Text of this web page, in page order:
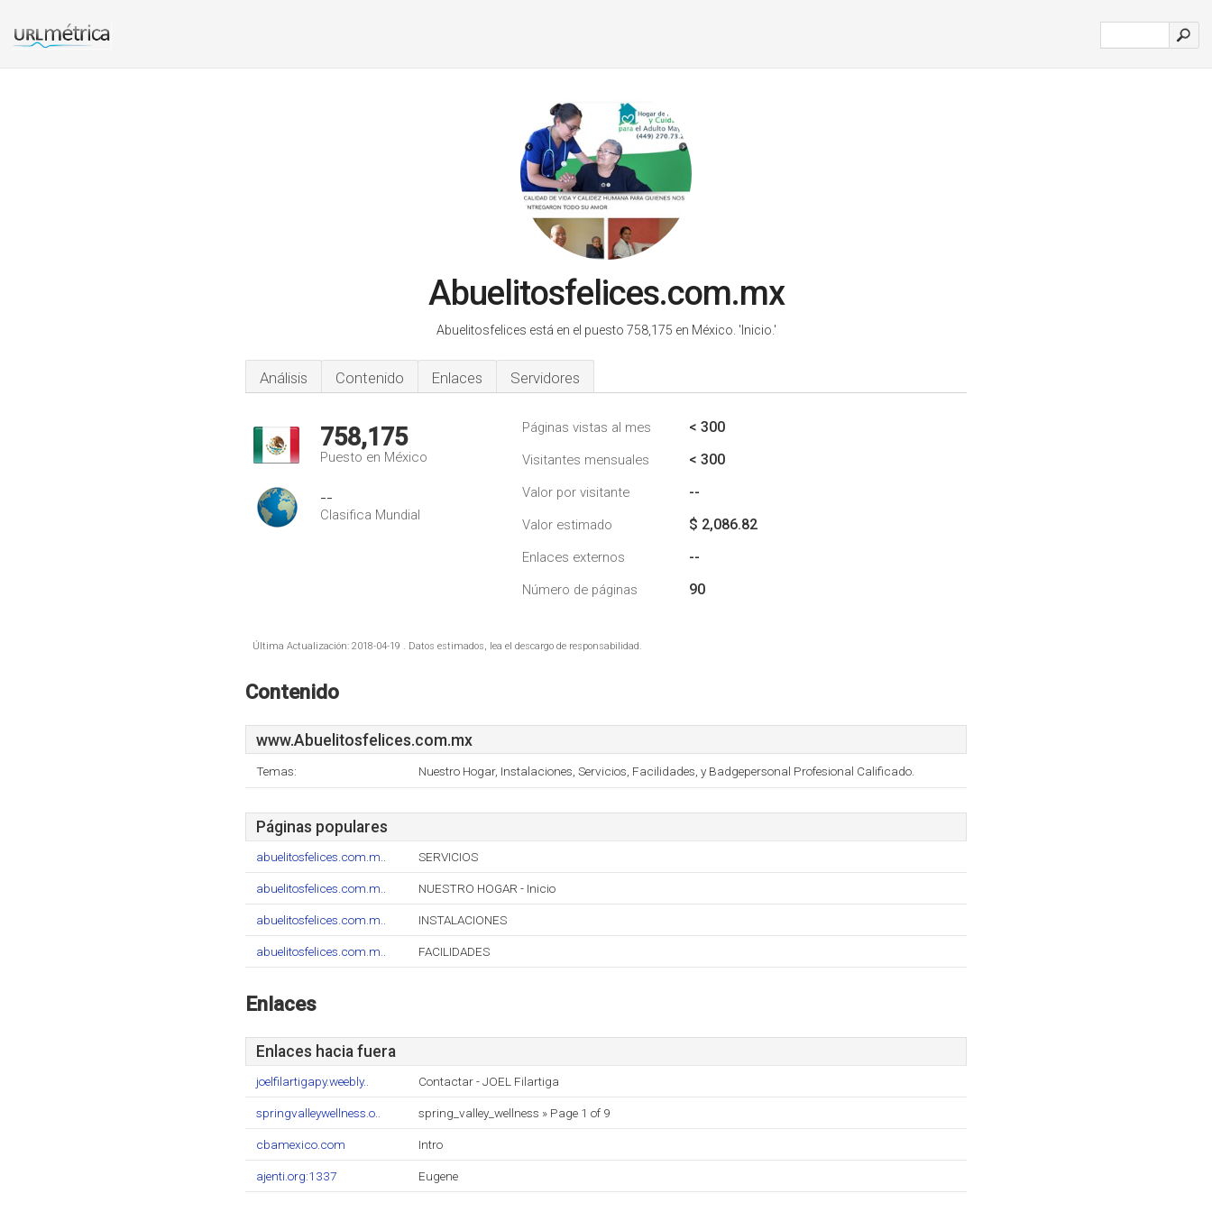
Abuelitosfelices.com.mx
Abuelitosfelices está en el puesto 758,175 en México. 'Inicio.'
Análisis Contenido Enlaces Servidores
758,175
Puesto en México
--
Clasifica Mundial
Páginas vistas al mes < 300
Visitantes mensuales < 300
Valor por visitante --
Valor estimado $ 2,086.82
Enlaces externos --
Número de páginas 90
Última Actualización: 2018-04-19 . Datos estimados, lea el descargo de responsabilidad.
Contenido
www.Abuelitosfelices.com.mx
Temas: Nuestro Hogar, Instalaciones, Servicios, Facilidades, y Badgepersonal Profesional Calificado.
Páginas populares
abuelitosfelices.com.m.. SERVICIOS
abuelitosfelices.com.m.. NUESTRO HOGAR - Inicio
abuelitosfelices.com.m.. INSTALACIONES
abuelitosfelices.com.m.. FACILIDADES
Enlaces
Enlaces hacia fuera
joelfilartigapy.weebly.. Contactar - JOEL Filartiga
springvalleywellness.o.. spring_valley_wellness » Page 1 of 9
cbamexico.com Intro
ajenti.org:1337 Eugene